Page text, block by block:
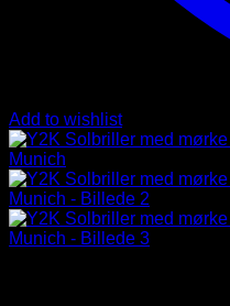
Add to wishlist